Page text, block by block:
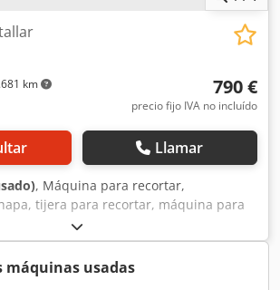
km 790 €
precio fijo IVA no incluído
Llamar
, Máquina para recortar,
tijera para recortar, máquina para
tijera para esquinas, tijera para
máximo de corte:
2 mm Dkjdpfedf U S Aex Afajr -Longitud
mm -Dimensiones: 620/590/A1790 mm -
máquinas usadas